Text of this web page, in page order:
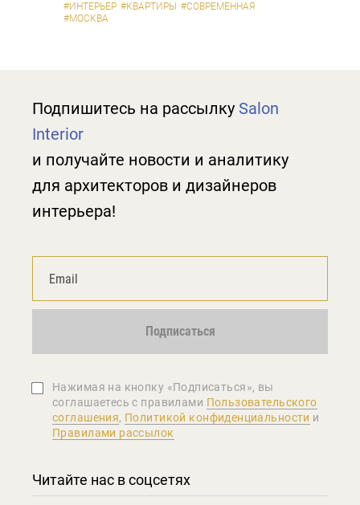
#ИНТЕРЬЕР #КВАРТИРЫ #СОВРЕМЕННАЯ
#МОСКВА
Подпишитесь на рассылку Salon
Interior
и получайте новости и аналитику
для архитекторов и дизайнеров
интерьера!
Подписаться
Нажимая на кнопку «Подписаться», вы
соглашаетеcь с правилами Пользовательского
соглашения, Политикой конфиденциальности и
Правилами рассылок
Читайте нас в соцсетях